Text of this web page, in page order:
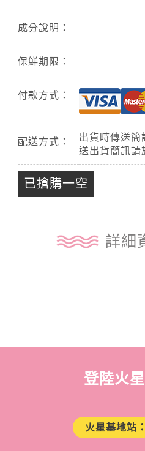
成分說明：
保鮮期限：
付款方式：
配送方式：
出貨時傳送簡
送出貨簡訊請
已搶購一空
詳細
登陸火
火星基地站